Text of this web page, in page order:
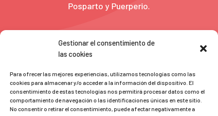
Gestionar el consentimiento de
las cookies
Para ofrecer las mejores experiencias, utilizamos tecnologías como las
cookies para almacenar y/o acceder a la información del dispositivo. El
consentimiento de estas tecnologías nos permitirá procesar datos como el
comportamiento de navegación o las identificaciones únicas en este sitio.
No consentir o retirar el consentimiento, puede afectar negativamente a
Posparto y Puerperio.